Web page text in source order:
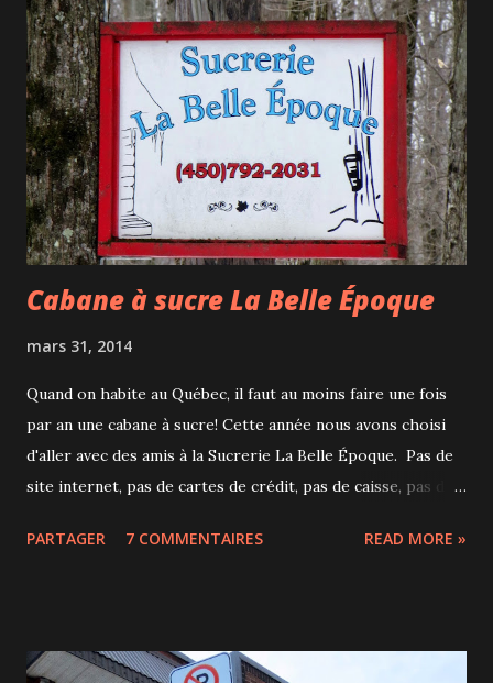
Cabane à sucre La Belle Époque
mars 31, 2014
Quand on habite au Québec, il faut au moins faire une fois
par an une cabane à sucre! Cette année nous avons choisi
d'aller avec des amis à la Sucrerie La Belle Époque. Pas de
site internet, pas de cartes de crédit, pas de caisse, pas de
50 couverts. Tout est croche et rien qu'aller faire un tour
en plastique qui ont comme on dit "pété ma baloune". Le
PARTAGER 7 COMMENTAIRES READ MORE »